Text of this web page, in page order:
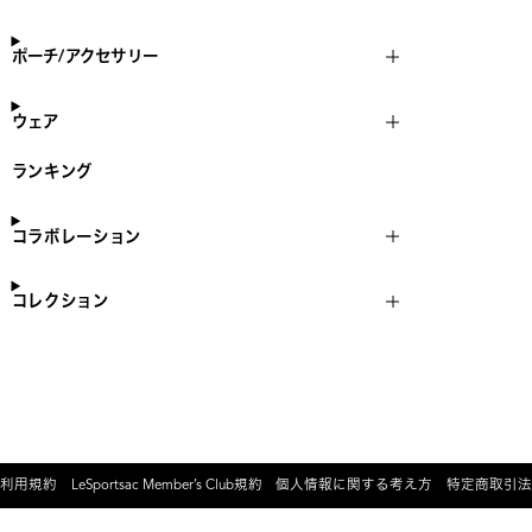
ポーチ/アクセサリー
ウェア
ランキング
コラボレーション
コレクション
利用規約 LeSportsac Member’s Club規約 個人情報に関する考え方 特定商取引